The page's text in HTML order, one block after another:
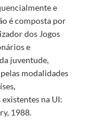
e
é composta por
dos Jogos
e
juventude,
modalidades
na UI:
1988.